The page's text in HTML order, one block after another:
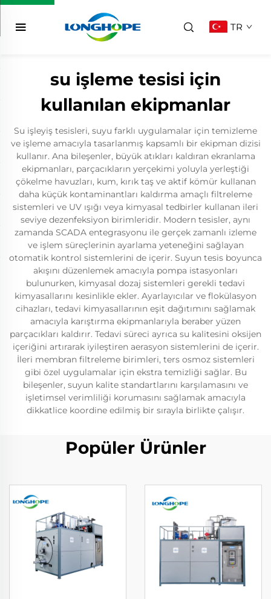
TR
su işleme tesisi için
kullanılan ekipmanlar
Su işleyiş tesisleri, suyu farklı uygulamalar için temizleme
ve işleme amacıyla tasarlanmış kapsamlı bir ekipman dizisi
kullanır. Ana bileşenler, büyük atıkları kaldıran ekranlama
ekipmanları, parçacıkların yerçekimi yoluyla yerleştiği
çökelme havuzları, kum, kırık taş ve aktif kömür kullanan
daha küçük kontaminantları kaldırma amaçlı filtreleme
sistemleri ve UV ışığı veya kimyasal tedbirler kullanan ileri
seviye dezenfeksiyon birimleridir. Modern tesisler, aynı
zamanda SCADA entegrasyonu ile gerçek zamanlı izleme
ve işlem süreçlerinin ayarlama yeteneğini sağlayan
otomatik kontrol sistemlerini de içerir. Suyun tesis boyunca
akışını düzenlemek amacıyla pompa istasyonları
bulunurken, kimyasal dozaj sistemleri gerekli tedavi
kimyasallarını kesinlikle ekler. Ayarlayıcılar ve flokülasyon
cihazları, tedavi kimyasallarının eşit dağıtımını sağlamak
amacıyla karıştırma ekipmanlarıyla beraber yüzen
parçacıkları kaldırır. Tedavi süreci ayrıca su kalitesini oksijen
içeriğini artırarak iyileştiren aerasyon sistemlerini de içerir.
İleri membran filtreleme birimleri, ters osmoz sistemleri
gibi özel uygulamalar için ekstra temizliği sağlar. Bu
bileşenler, suyun kalite standartlarını karşılamasını ve
işletimsel verimliliği korumasını sağlamak amacıyla
dikkatlice koordine edilmiş bir sırayla birlikte çalışır.
Popüler Ürünler